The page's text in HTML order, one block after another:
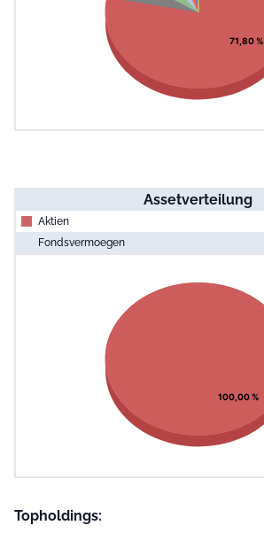
71,80 %
Assetverteilung
Aktien
Fondsvermoegen
Pie chart with 1 slice.
View as data table, Chart
100,00 %
Topholdings: